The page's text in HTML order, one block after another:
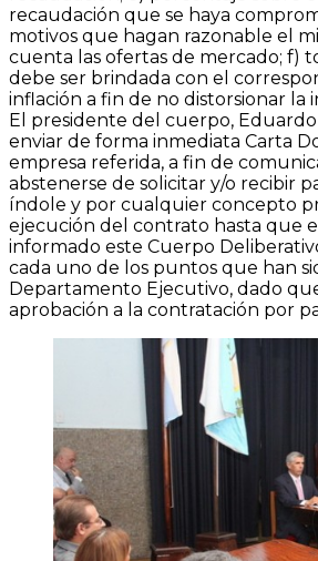
recaudación que se haya
motivos que hagan razonable el
cuenta las ofertas de mercado; f)
debe ser brindada con el
inflación a fin de no distorsionar la
El presidente del cuerpo,
enviar de forma inmediata Carta
empresa referida, a fin de
abstenerse de solicitar y/o recibir
índole y por cualquier concepto
ejecución del contrato hasta que
informado este Cuerpo
cada uno de los puntos que han
Departamento Ejecutivo, dado
aprobación a la contratación por